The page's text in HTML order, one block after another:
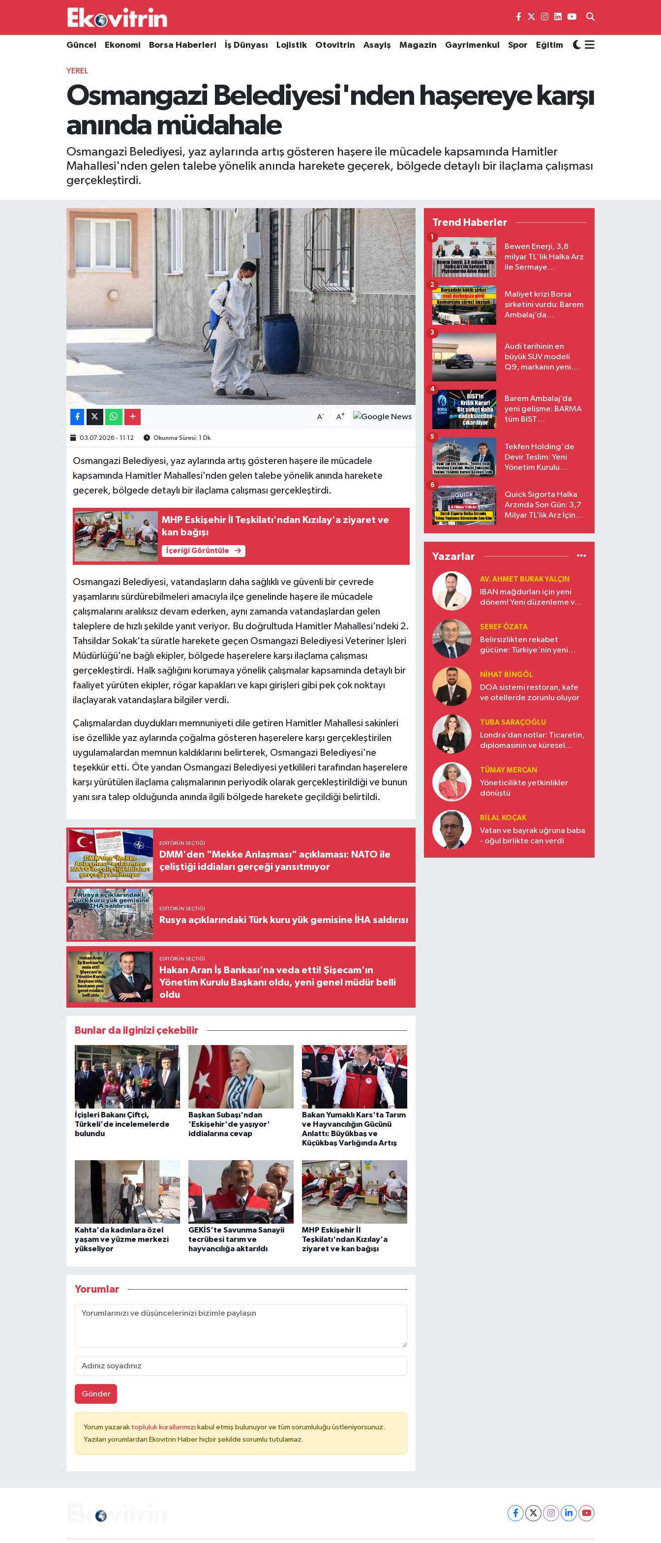
Güncel Ekonomi Borsa Haberleri İş Dünyası Lojistik Otovitrin Asayiş Magazin Gayrimenkul Spor Eğitim
YEREL
Osmangazi Belediyesi'nden haşereye karşı
anında müdahale
Osmangazi Belediyesi, yaz aylarında artış gösteren haşere ile mücadele kapsamında Hamitler
Mahallesi'nden gelen talebe yönelik anında harekete geçerek, bölgede detaylı bir ilaçlama çalışması
gerçekleştirdi.
A- A+
03.07.2026 - 11:12 Okunma Süresi: 1 Dk
Osmangazi Belediyesi, yaz aylarında artış gösteren haşere ile mücadele
kapsamında Hamitler Mahallesi'nden gelen talebe yönelik anında harekete
geçerek, bölgede detaylı bir ilaçlama çalışması gerçekleştirdi.
MHP Eskişehir İl Teşkilatı'ndan Kızılay'a ziyaret ve
kan bağışı
İçeriği Görüntüle
Osmangazi Belediyesi, vatandaşların daha sağlıklı ve güvenli bir çevrede
yaşamlarını sürdürebilmeleri amacıyla ilçe genelinde haşere ile mücadele
çalışmalarını aralıksız devam ederken, aynı zamanda vatandaşlardan gelen
taleplere de hızlı şekilde yanıt veriyor. Bu doğrultuda Hamitler Mahallesi'ndeki 2.
Tahsildar Sokak'ta süratle harekete geçen Osmangazi Belediyesi Veteriner İşleri
Müdürlüğü'ne bağlı ekipler, bölgede haşerelere karşı ilaçlama çalışması
gerçekleştirdi. Halk sağlığını korumaya yönelik çalışmalar kapsamında detaylı bir
faaliyet yürüten ekipler, rögar kapakları ve kapı girişleri gibi pek çok noktayı
ilaçlayarak vatandaşlara bilgiler verdi.
Çalışmalardan duydukları memnuniyeti dile getiren Hamitler Mahallesi sakinleri
ise özellikle yaz aylarında çoğalma gösteren haşerelere karşı gerçekleştirilen
uygulamalardan memnun kaldıklarını belirterek, Osmangazi Belediyesi'ne
teşekkür etti. Öte yandan Osmangazi Belediyesi yetkilileri tarafından haşerelere
karşı yürütülen ilaçlama çalışmalarının periyodik olarak gerçekleştirildiği ve bunun
yanı sıra talep olduğunda anında ilgili bölgede harekete geçildiği belirtildi.
EDITÖRÜN SEÇTIĞI
DMM'den "Mekke Anlaşması" açıklaması: NATO ile
çeliştiği iddiaları gerçeği yansıtmıyor
EDITÖRÜN SEÇTIĞI
Rusya açıklarındaki Türk kuru yük gemisine İHA saldırısı
EDITÖRÜN SEÇTIĞI
Hakan Aran İş Bankası'na veda etti! Şişecam'ın
Yönetim Kurulu Başkanı oldu, yeni genel müdür belli
oldu
Bunlar da ilginizi çekebilir
İçişleri Bakanı Çiftçi,
Türkeli'de incelemelerde
bulundu
Başkan Subaşı'ndan
'Eskişehir'de yaşıyor'
iddialarına cevap
Bakan Yumaklı Kars'ta Tarım
ve Hayvancılığın Gücünü
Anlattı: Büyükbaş ve
Küçükbaş Varlığında Artış
Kahta'da kadınlara özel
yaşam ve yüzme merkezi
yükseliyor
GEKİS'te Savunma Sanayii
tecrübesi tarım ve
hayvancılığa aktarıldı
MHP Eskişehir İl
Teşkilatı'ndan Kızılay'a
ziyaret ve kan bağışı
Yorumlar
Gönder
Yorum yazarak topluluk kurallarımızı kabul etmiş bulunuyor ve tüm sorumluluğu üstleniyorsunuz.
Yazılan yorumlardan Ekovitrin Haber hiçbir şekilde sorumlu tutulamaz.
Trend Haberler
Bewen Enerji, 3,8
milyar TL'lik Halka Arz
ile Sermaye
1
Maliyet krizi Borsa
şirketini vurdu: Barem
Ambalaj’da
2
Audi tarihinin en
büyük SUV modeli
Q9, markanın yeni
3
Barem Ambalaj’da
yeni gelişme: BARMA
tüm BIST
4
Tekfen Holding'de
Devir Teslim: Yeni
Yönetim Kurulu
5
Quick Sigorta Halka
Arzında Son Gün: 3,7
Milyar TL’lik Arz İçin
Eriyor
6
Yazarlar
AV. AHMET BURAK YALÇIN
IBAN mağdurları için yeni
dönem! Yeni düzenleme ve
ŞEREF ÖZATA
Belirsizlikten rekabet
gücüne: Türkiye'nin yeni
NIHAT BINGÖL
DOA sistemi restoran, kafe
ve otellerde zorunlu oluyor
TUBA SARAÇOĞLU
Londra’dan notlar: Ticaretin,
diplomasinin ve küresel
Türkiye’nin yükselen gücü
TÜMAY MERCAN
Yöneticilikte yetkinlikler
dönüştü
BILAL KOÇAK
Vatan ve bayrak uğruna baba
- oğul birlikte can verdi
Güncel
Borsa Haberleri
Hava Durumu
Süper Lig Puan Durumu ve Fikstür
Son Dakika Haberleri
Haber Arşivi